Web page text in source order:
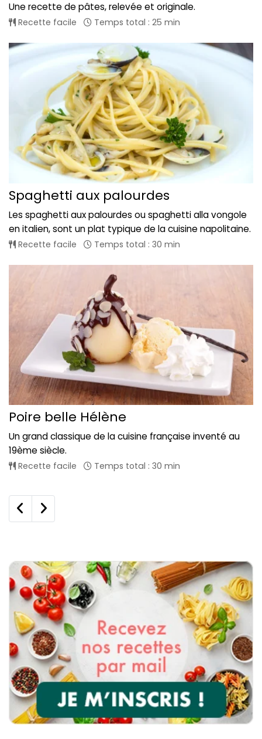
Une recette de pâtes, relevée et originale.
Recette facile Temps total : 25 min
Spaghetti aux palourdes
Les spaghetti aux palourdes ou spaghetti alla vongole
en italien, sont un plat typique de la cuisine napolitaine.
Recette facile Temps total : 30 min
Poire belle Hélène
Un grand classique de la cuisine française inventé au
19ème siècle.
Recette facile Temps total : 30 min